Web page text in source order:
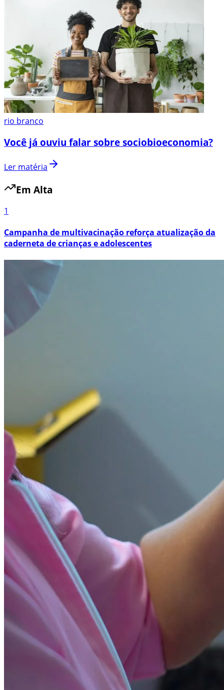
rio branco
Você já ouviu falar sobre sociobioeconomia?
Ler matéria
Em Alta
1
Campanha de multivacinação reforça atualização da
caderneta de crianças e adolescentes